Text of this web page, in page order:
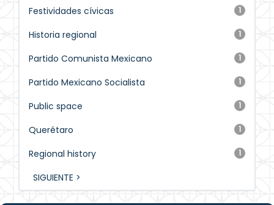
1
Festividades cívicas
1
Historia regional
1
Partido Comunista Mexicano
1
Partido Mexicano Socialista
1
Public space
1
Querétaro
1
Regional history
SIGUIENTE >